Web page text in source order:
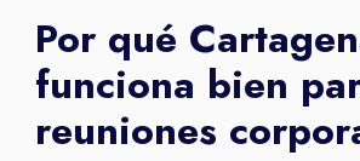
Por qué
funciona bien
reuniones